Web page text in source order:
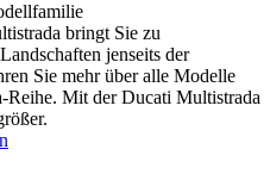
bringt Sie zu
jenseits der
Sie mehr über alle Modelle
Reihe. Mit der Ducati Multistrada